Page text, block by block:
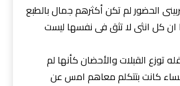
الحضور لم تكن أكثرهم جمال بالطبع
ان كل انثى لا تثق فى نفسها ليست
توزع القبلات والأحضان كأنها لم
كانت بتتكلم معاهم امس عن